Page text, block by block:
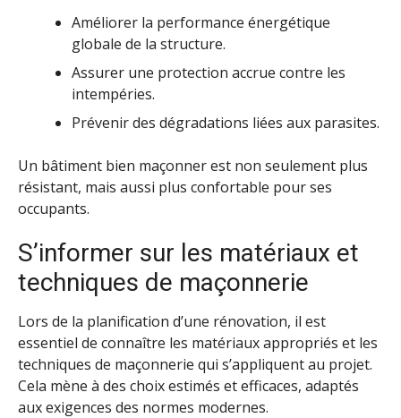
Améliorer la performance énergétique
globale de la structure.
Assurer une protection accrue contre les
intempéries.
Prévenir des dégradations liées aux parasites.
Un bâtiment bien maçonner est non seulement plus
résistant, mais aussi plus confortable pour ses
occupants.
S’informer sur les matériaux et
techniques de maçonnerie
Lors de la planification d’une rénovation, il est
essentiel de connaître les matériaux appropriés et les
techniques de maçonnerie qui s’appliquent au projet.
Cela mène à des choix estimés et efficaces, adaptés
aux exigences des normes modernes.